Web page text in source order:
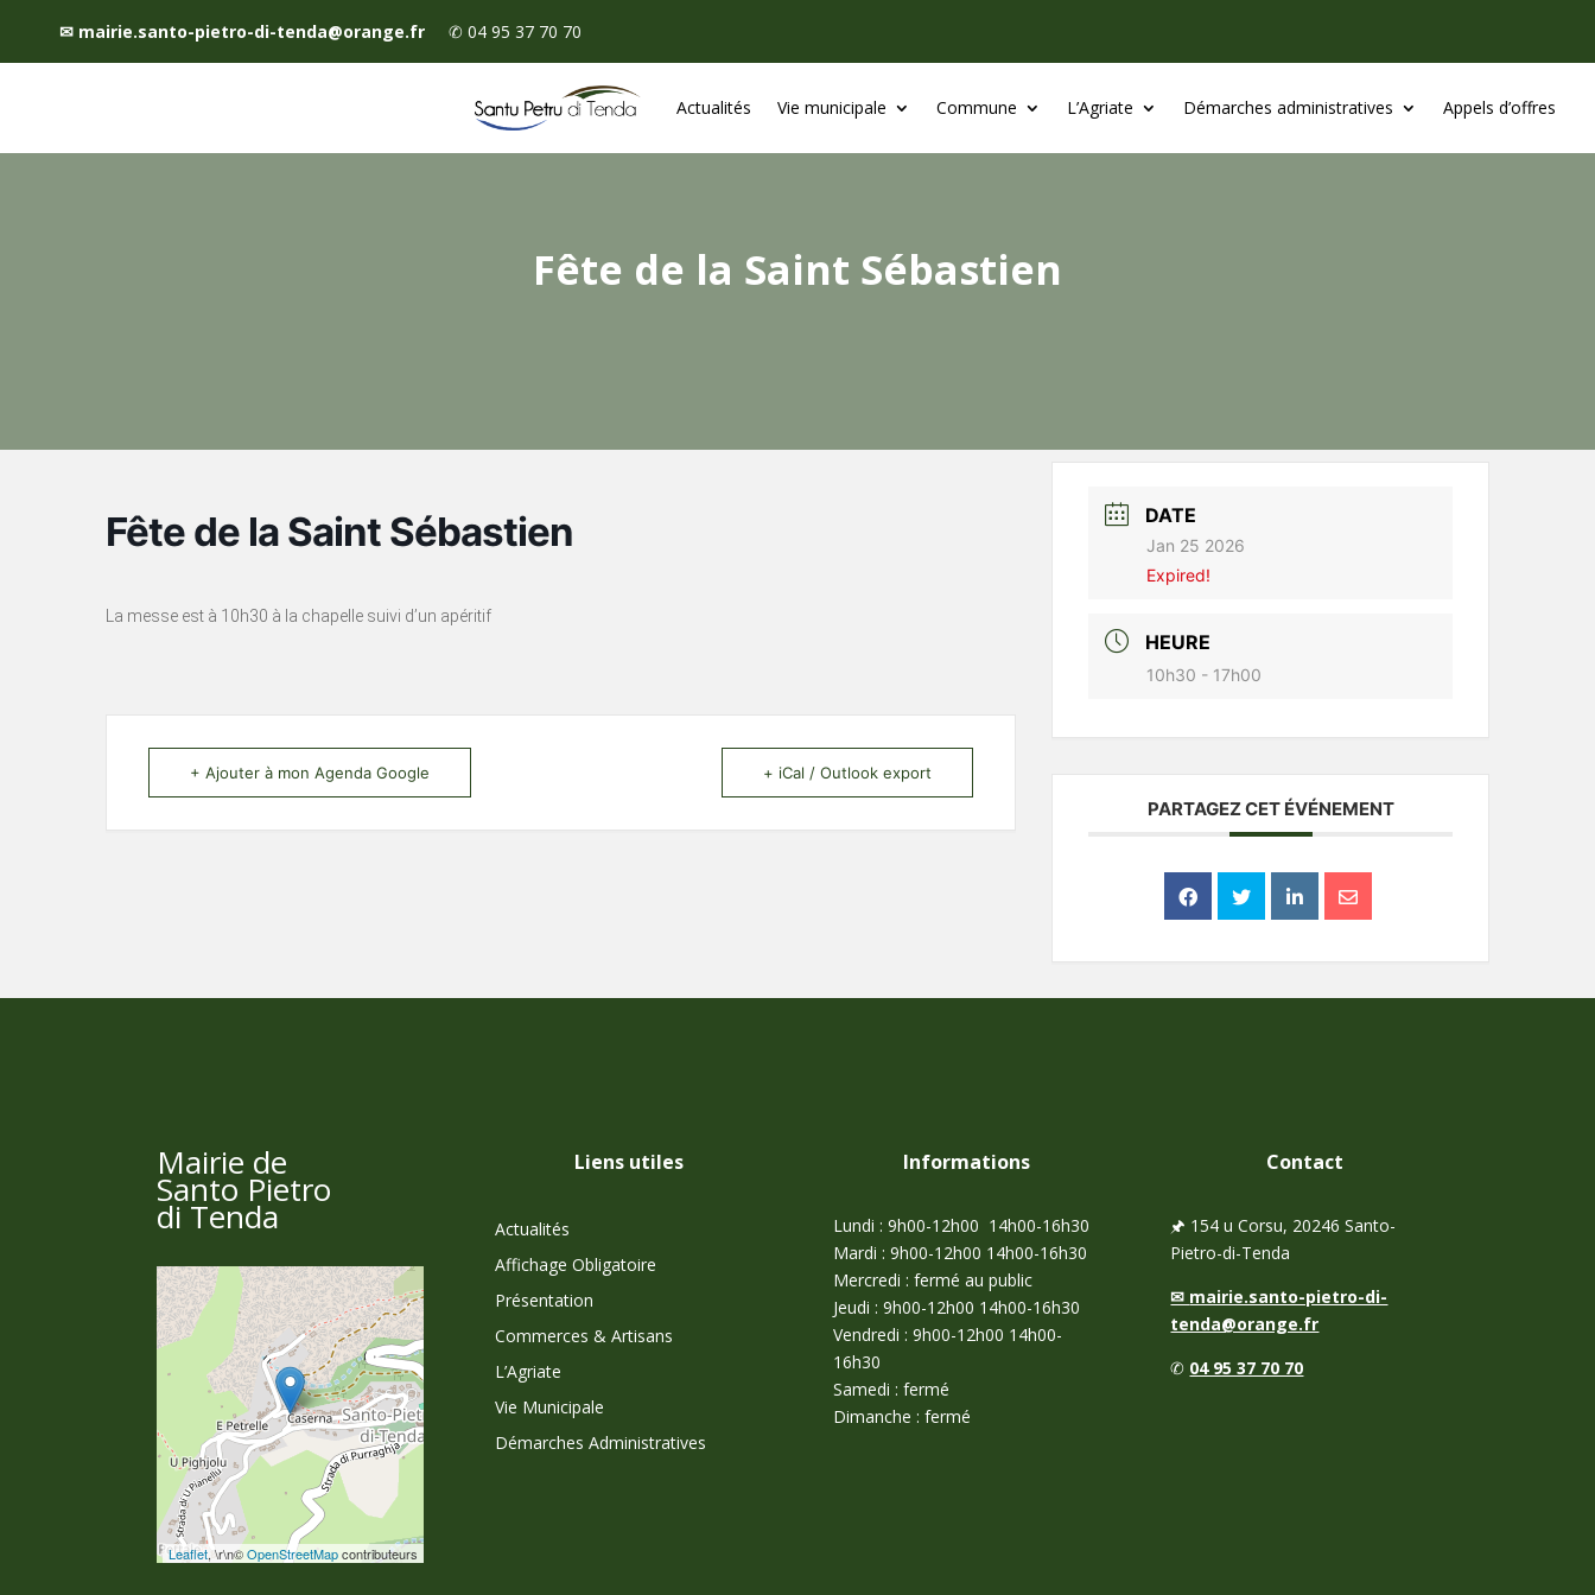
✉ mairie.santo-pietro-di-tenda@orange.fr ✆ 04 95 37 70 70
Actualités Vie municipale Commune L’Agriate Démarches administratives Appels d’offres
Fête de la Saint Sébastien
Fête de la Saint Sébastien
La messe est à 10h30 à la chapelle suivi d’un apéritif
+ Ajouter à mon Agenda Google + iCal / Outlook export
DATE
Jan 25 2026
Expired!
HEURE
10h30 - 17h00
PARTAGEZ CET ÉVÉNEMENT
Mairie de
Santo Pietro
di Tenda
Leaflet, \r\n©OpenStreetMapcontributeurs
Liens utiles
Actualités
Affichage Obligatoire
Présentation
Commerces & Artisans
L’Agriate
Vie Municipale
Démarches Administratives
Informations
Lundi : 9h00-12h00 14h00-16h30
Mardi : 9h00-12h00 14h00-16h30
Mercredi : fermé au public
Jeudi : 9h00-12h00 14h00-16h30
Vendredi : 9h00-12h00 14h00-
16h30
Samedi : fermé
Dimanche : fermé
Contact
🖈 154 u Corsu, 20246 Santo-
Pietro-di-Tenda
✉ mairie.santo-pietro-di-
tenda@orange.fr
✆ 04 95 37 70 70